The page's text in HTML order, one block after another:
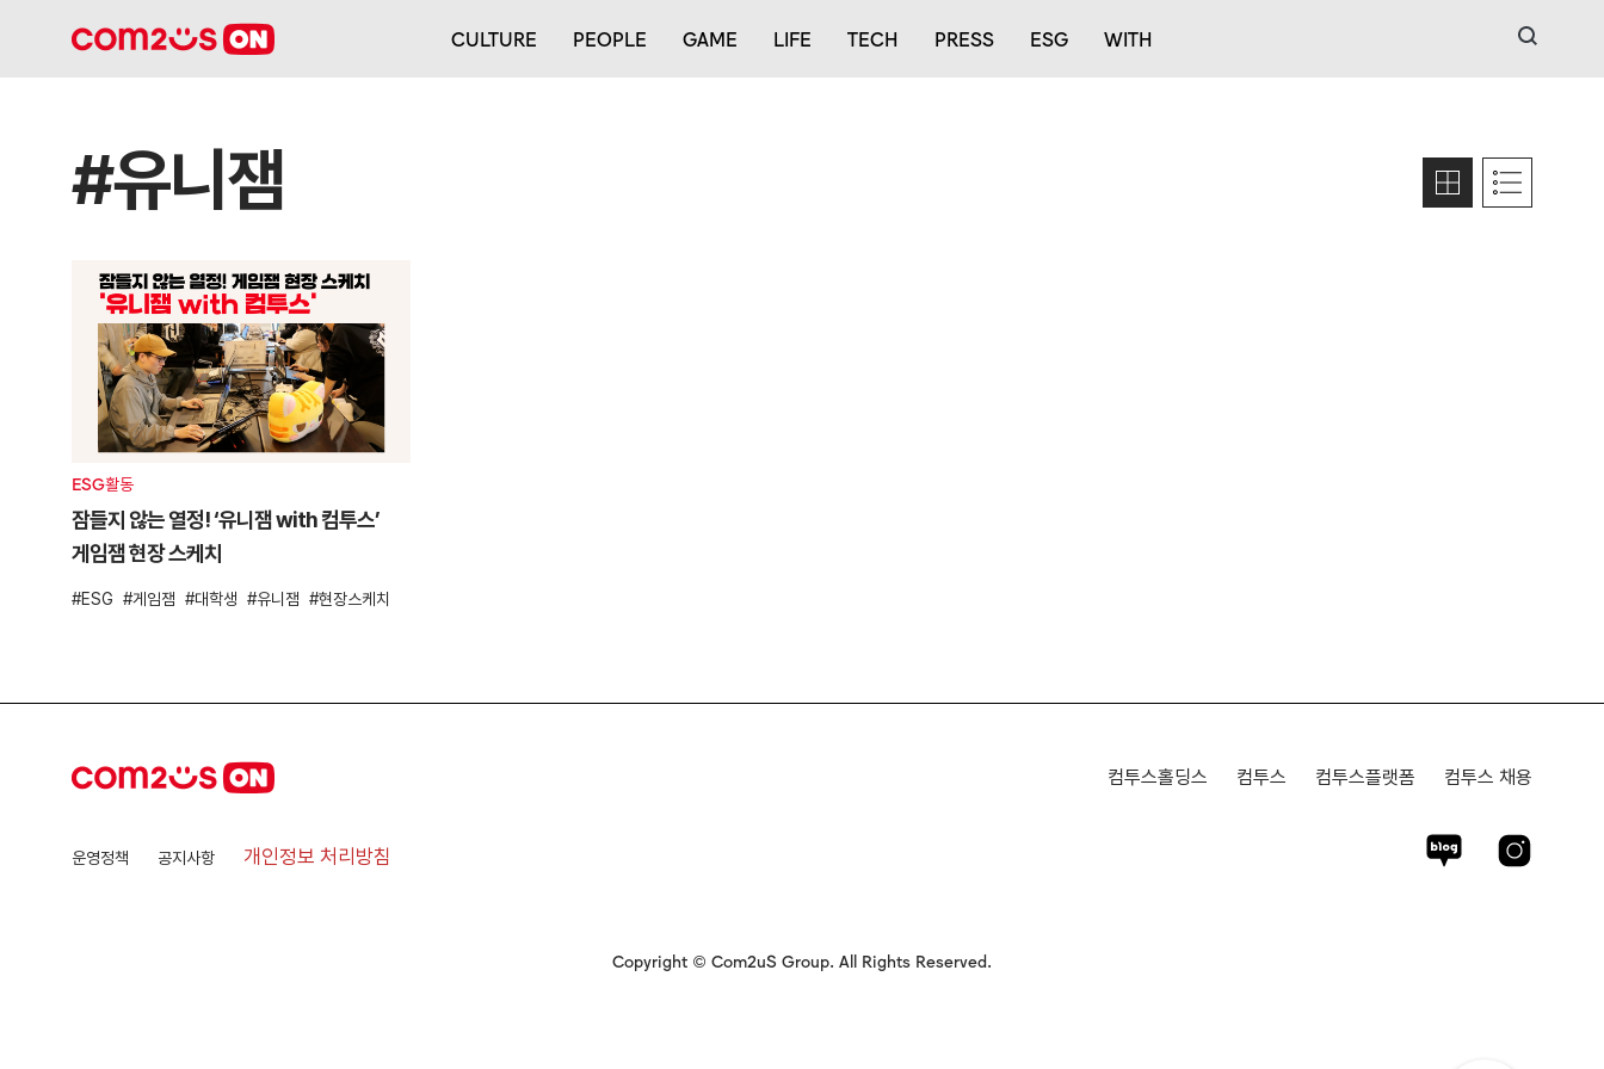
CULTURE PEOPLE GAME LIFE TECH PRESS ESG WITH 검색
#유니잼
ESG활동
잠들지 않는 열정! ‘유니잼 with 컴투스’
게임잼 현장 스케치
ESG 게임잼 대학생 유니잼 현장스케치
운영정책 공지사항 개인정보 처리방침
컴투스홀딩스 컴투스 컴투스플랫폼 컴투스 채용
Copyright © Com2uS Group. All Rights Reserved.